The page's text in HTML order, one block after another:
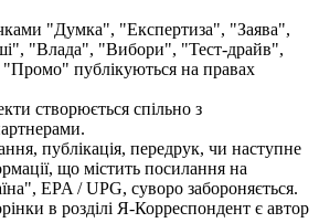
"Думка", "Експертиза", "Заява",
"Влада", "Вибори", "Тест-драйв",
публікуються на правах
створюється спільно з
публікація, передрук, чи наступне
що містить посилання на
EPA / UPG, суворо забороняється.
в розділі Я-Корреспондент є автор